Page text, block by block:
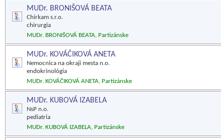
MUDr. BRONIŠOVÁ BEATA
Chirkam s.r.o.
chirurgia
MUDr. BRONIŠOVÁ BEATA, Partizánske
MUDr. KOVÁČIKOVÁ ANETA
Nemocnica na okraji mesta n.o.
endokrinológia
MUDr. KOVÁČIKOVÁ ANETA, Partizánske
MUDr. KUBOVÁ IZABELA
NsP n.o.
pediatria
MUDr. KUBOVÁ IZABELA, Partizánske